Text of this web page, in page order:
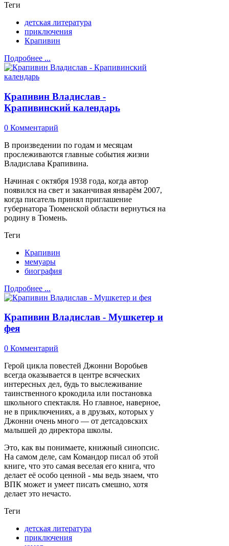
Теги
детская литература
приключения
Крапивин
Подробнее ...
Крапивин Владислав -
Крапивинский календарь
0 Комментарий
В произведении по годам и месяцам
прослеживаются главные события жизни
Владислава Крапивина.
Начиная с октября 1938 года, когда автор
появился на свет и заканчивая январём 2007,
когда писатель принял приглашение
губернатора Тюменской области вернуться на
родину в Тюмень.
Теги
Крапивин
мемуары
биография
Подробнее ...
Крапивин Владислав - Мушкетер и
фея
0 Комментарий
Герой цикла повестей Джонни Воробьев
всегда оказывается в центре всяческих
интересных дел, будь то выслеживание
таинственного крокодила или постановка
школьного спектакля. Но главное, наверное,
не в приключениях, а в друзьях, которых у
Джонни очень много — от детсадовских
малышей до директора школы.
Это, как вы понимаете, книжный синопсис.
На самом деле, сам Командор писал об этой
книге, что это самая веселая его книга, что
делает её особо ценной - мы ведь знаем, что
ВПК может и умеет писать смешно, хотя
делает это нечасто.
Теги
детская литература
приключения